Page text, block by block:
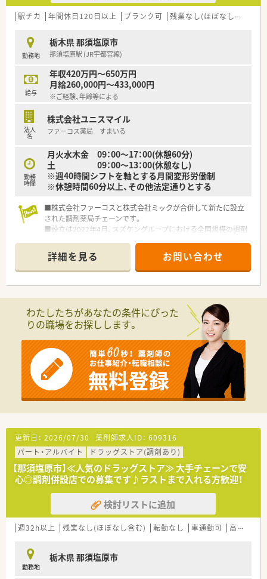
駅チカ 年間休日120日以上 ブランク可 残業なし(ほぼなし含む)
勤務地
栃木県 那須塩原市
那須塩原駅 (JR宇都宮線)
給与
年収420万円～650万円
月給260,000円～433,000円
※ご経験、年齢等による
法人
名
株式会社ユニスマイル
ファーコス薬局 すまいる
勤務
時間
月火水木金 09：00～17：00(休憩60分)
土 09：00～13：00(休憩なし)
※週40時間シフトを軸とする月間変形労働制
※休憩時間60分以上、その他法定通りとする
■株式会社ファーコスと株式会社ミックが合併して新たに設立
された調剤薬局チェーンです。
■設立は2022年4月、スズケングループにおける全国規模の調剤
■2社が培ってきたノウハウと企業の良さを融合し、より安定し
た経営基盤から、成長スピードを加速させていきます。
■コーポレートメッセージは「あなたに今、わたしができるこ
と」。
■全国・広域・都道府県限定コースの方には充実の住宅補助制度
が適用されます。
■住居は法人契約なので初期費用時の自己負担はほとんどあり
ません。
■産育休からの復帰率は95%以上！時短勤務はお子様が小学3年
生終了時まで。
■年間休日は120日以上で様々な休暇制度の用意あり。
■最新機器の導入やメディカルリスクコントローラー制度を導
入し、調剤過誤防止に向けた取り組みにも積極的です。
■マネジメント型と専門性追求型のキャリアパスが目指せる環
■家族やプライベートを大事にしながら働きたい方、キャリアを
磨きたい方皆様にお勧めです。
詳細を見る お問い合わせ
わたしたちがあなたの条件にぴった
りの職場をお探しします。
更新日： 2026/07/30 薬剤師求人ID： 609316
パート・アルバイト
ドラッグストア(調剤あり)
【那須塩原市】≪人気のドラッグストア≫ 大手チェーンで安
心◎調剤併設店での募集です♪ラストまで入れる方歓迎！
検討リストに追加
週32h以上 残業なし(ほぼなし含む) 転勤なし 車通勤可 高時給(2,500円以上)
勤務地
栃木県 那須塩原市